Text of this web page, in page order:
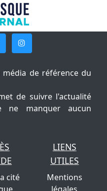
média de référence du
de suivre l'actualité
manquer aucun
cité
LIENS
UTILES
Mentions